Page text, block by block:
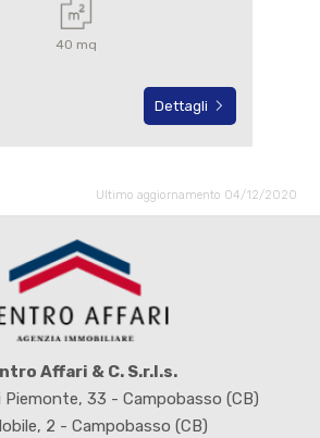
40 mq
Dettagli
Ultimo aggiornamento 04/12/2020
Affari & C. S.r.l.s.
Piemonte, 33 - Campobasso (CB)
2 - Campobasso (CB)